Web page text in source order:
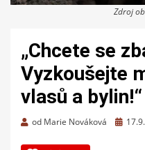
Zdroj
„Chcete se
Vyzkoušejte
vlasů a bylin!“
od Marie Nováková